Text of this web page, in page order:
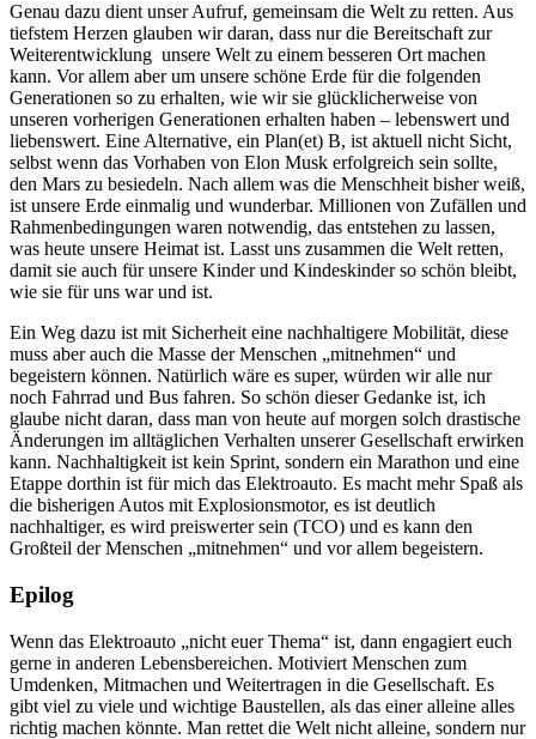
Genau dazu dient unser Aufruf, gemeinsam die Welt zu retten. Aus
tiefstem Herzen glauben wir daran, dass nur die Bereitschaft zur
Weiterentwicklung unsere Welt zu einem besseren Ort machen
kann. Vor allem aber um unsere schöne Erde für die folgenden
Generationen so zu erhalten, wie wir sie glücklicherweise von
unseren vorherigen Generationen erhalten haben – lebenswert und
liebenswert. Eine Alternative, ein Plan(et) B, ist aktuell nicht Sicht,
selbst wenn das Vorhaben von Elon Musk erfolgreich sein sollte,
den Mars zu besiedeln. Nach allem was die Menschheit bisher weiß,
ist unsere Erde einmalig und wunderbar. Millionen von Zufällen und
Rahmenbedingungen waren notwendig, das entstehen zu lassen,
was heute unsere Heimat ist. Lasst uns zusammen die Welt retten,
damit sie auch für unsere Kinder und Kindeskinder so schön bleibt,
wie sie für uns war und ist.
Ein Weg dazu ist mit Sicherheit eine nachhaltigere Mobilität, diese
muss aber auch die Masse der Menschen „mitnehmen“ und
begeistern können. Natürlich wäre es super, würden wir alle nur
noch Fahrrad und Bus fahren. So schön dieser Gedanke ist, ich
glaube nicht daran, dass man von heute auf morgen solch drastische
Änderungen im alltäglichen Verhalten unserer Gesellschaft erwirken
kann. Nachhaltigkeit ist kein Sprint, sondern ein Marathon und eine
Etappe dorthin ist für mich das Elektroauto. Es macht mehr Spaß als
die bisherigen Autos mit Explosionsmotor, es ist deutlich
nachhaltiger, es wird preiswerter sein (TCO) und es kann den
Großteil der Menschen „mitnehmen“ und vor allem begeistern.
Epilog
Wenn das Elektroauto „nicht euer Thema“ ist, dann engagiert euch
gerne in anderen Lebensbereichen. Motiviert Menschen zum
Umdenken, Mitmachen und Weitertragen in die Gesellschaft. Es
gibt viel zu viele und wichtige Baustellen, als das einer alleine alles
richtig machen könnte. Man rettet die Welt nicht alleine, sondern nur